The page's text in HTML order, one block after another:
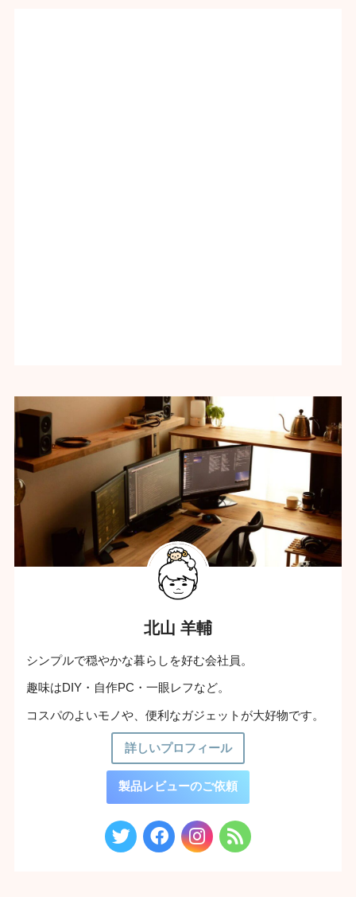
北山 羊輔
シンプルで穏やかな暮らしを好む会社員。
趣味はDIY・自作PC・一眼レフなど。
コスパのよいモノや、便利なガジェットが大好物です。
詳しいプロフィール
製品レビューのご依頼